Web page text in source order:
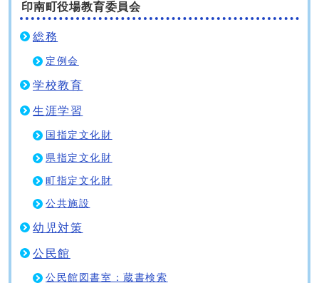
印南町役場教育委員会
総務
定例会
学校教育
生涯学習
国指定文化財
県指定文化財
町指定文化財
公共施設
幼児対策
公民館
公民館図書室：蔵書検索